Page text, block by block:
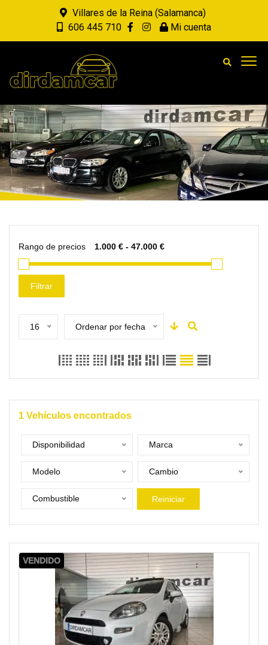
Villares de la Reina (Salamanca)
606 445 710
Mi cuenta
Rango de precios
Filtrar
16 Ordenar por fecha
1 Vehículos encontrados
Disponibilidad Marca
Modelo Cambio
Combustible Reiniciar
VENDIDO